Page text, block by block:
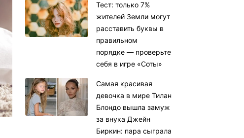
Тест: только 7%
жителей Земли могут
расставить буквы в
правильном
порядке — проверьте
себя в игре «Соты»
Самая красивая
девочка в мире Тилан
Блондо вышла замуж
за внука Джейн
Биркин: пара сыграла